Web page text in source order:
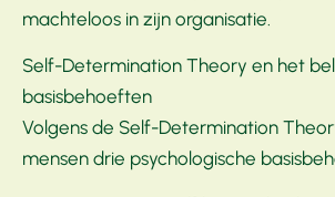
machteloos in zijn organisatie.
Self-Determination Theory en het
basisbehoeften
Volgens de Self-Determination
mensen drie psychologische